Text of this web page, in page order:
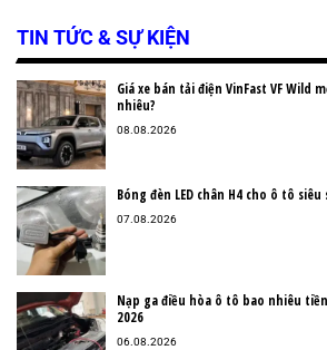
TIN TỨC & SỰ KIỆN
Giá xe bán tải điện VinFast VF Wild
nhiêu?
08.08.2026
Bóng đèn LED chân H4 cho ô tô
07.08.2026
Nạp ga điều hòa ô tô bao nhiêu
2026
06.08.2026